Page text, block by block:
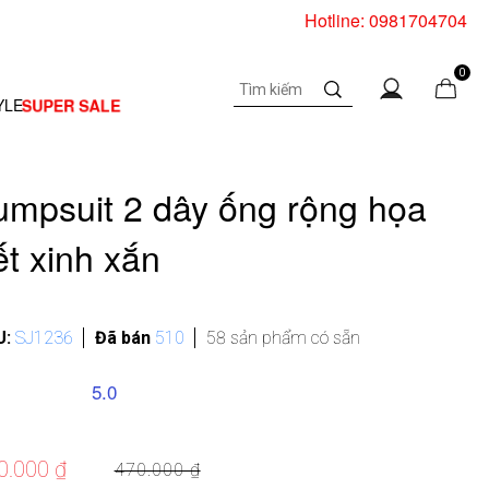
Hotline: 0981704704
0
SUPER SALE
2 dây ống rộng họa
xinh xắn
5.0
₫ 470.000 ₫
SJ1236 Đã bán 510 58 sản phẩm có sẵn